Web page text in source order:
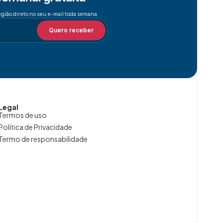
direto no seu e-mail toda semana
Quero receber
de uso
de Privacidade
de responsabilidade